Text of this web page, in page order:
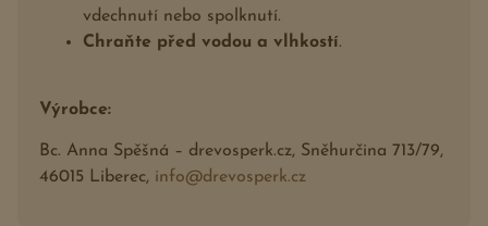
vdechnutí nebo spolknutí.
Chraňte před vodou a vlhkostí.
Výrobce:
Bc. Anna Spěšná – drevosperk.cz, Sněhurčina 713/79,
46015 Liberec, info@drevosperk.cz